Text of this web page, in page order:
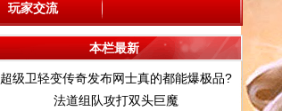
玩家交流
本栏最新
超级卫轻变传奇发布网士真的都能爆极品?
法道组队攻打双头巨魔